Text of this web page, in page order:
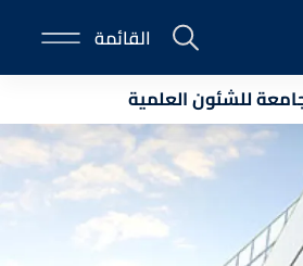
E-
Portal
القائمة
للشئون العلمية